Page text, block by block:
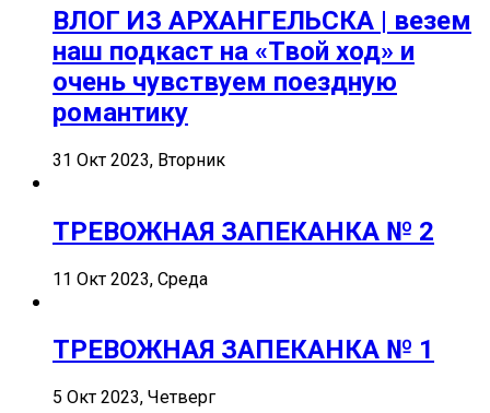
ВЛОГ ИЗ АРХАНГЕЛЬСКА | везем
наш подкаст на «Твой ход» и
очень чувствуем поездную
романтику
31 Окт 2023, Вторник
ТРЕВОЖНАЯ ЗАПЕКАНКА № 2
11 Окт 2023, Среда
ТРЕВОЖНАЯ ЗАПЕКАНКА № 1
5 Окт 2023, Четверг